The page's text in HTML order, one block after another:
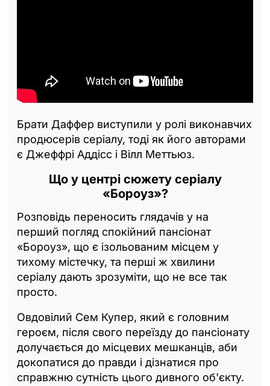
Брати Даффер виступили у ролі виконавчих
продюсерів серіалу, тоді як його авторами
є Джеффрі Аддісс і Вілл Меттьюз.
Що у центрі сюжету серіалу
«Бороуз»?
Розповідь переносить глядачів у на
перший погляд спокійний пансіонат
«Бороуз», що є ізольованим місцем у
тихому містечку, та перші ж хвилини
серіалу дають зрозуміти, що не все так
просто.
Овдовілий Сем Купер, який є головним
героєм, після свого переїзду до пансіонату
долучається до місцевих мешканців, аби
докопатися до правди і дізнатися про
справжню сутність цього дивного об'єкту.